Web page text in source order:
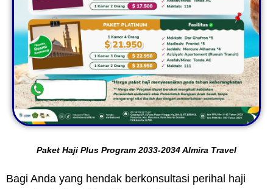
Paket Haji Plus Program 2033-2034 Almira Travel
Bagi Anda yang hendak berkonsultasi perihal haji